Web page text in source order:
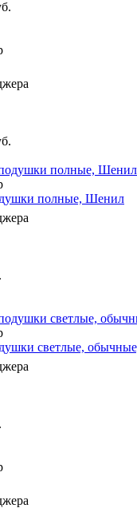
полные, Шенил
светлые,